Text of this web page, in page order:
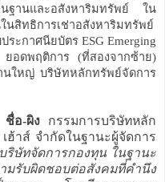
ฐานและอสังหาริมทรัพย์ ใน
นสิทธิการเช่าอสังหาริมทรัพย์
ระกาศนียบัตร ESG Emerging
อดพฤติการ (ที่สองจากซ้าย)
ใหญ่ บริษัทหลักทรัพย์จัดการ
อ-ผิงกรรมการบริษัทหลัก
าส์ จำกัดในฐานะผู้จัดการ
ริษัทจัดการกองทุน ในฐานะ
รับผิดชอบต่อสังคมที่คำนึง